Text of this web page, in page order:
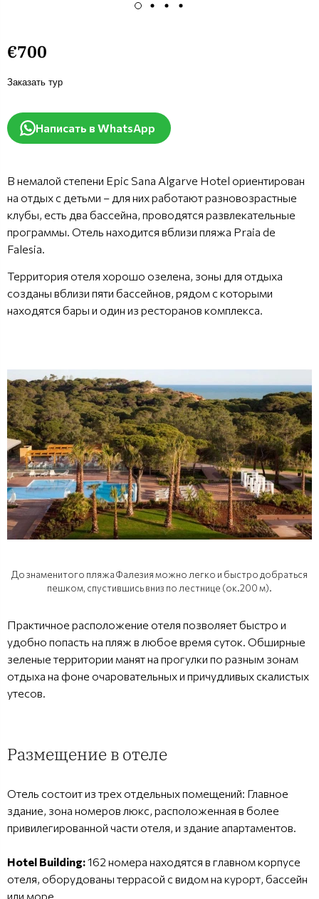
€700
Заказать тур
Написать в WhatsApp
В немалой степени Epic Sana Algarve Hotel ориентирован
на отдых с детьми – для них работают разновозрастные
клубы, есть два бассейна, проводятся развлекательные
программы. Отель находится вблизи пляжа Praia de
Falesia.
Территория отеля хорошо озелена, зоны для отдыха
созданы вблизи пяти бассейнов, рядом с которыми
находятся бары и один из ресторанов комплекса.
До знаменитого пляжа Фалезия можно легко и быстро добраться
пешком, спустившись вниз по лестнице (ок.200 м).
Практичное расположение отеля позволяет быстро и
удобно попасть на пляж в любое время суток. Обширные
зеленые территории манят на прогулки по разным зонам
отдыха на фоне очаровательных и причудливых скалистых
утесов.
Размещение в отеле
Отель состоит из трех отдельных помещений: Главное
здание, зона номеров люкс, расположенная в более
привилегированной части отеля, и здание апартаментов.
Hotel Building:162 номера находятся в главном корпусе
отеля, оборудованы террасой с видом на курорт, бассейн
или море.